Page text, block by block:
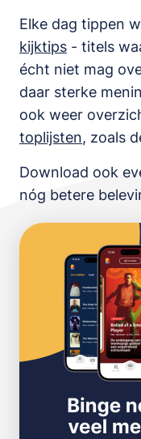
Elke dag tippen
kijktips - titels
écht niet mag
daar sterke
ook weer
toplijsten, zoals
Download ook
nóg betere